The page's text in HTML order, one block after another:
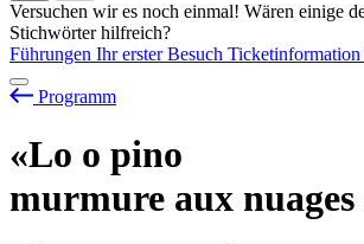
Versuchen wir es noch einmal! Wären einige
Stichwörter hilfreich?
Führungen Ihr erster Besuch Ticketinformation
Programm
«Lo o pino
murmure aux nuages